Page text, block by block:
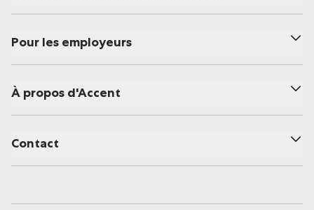
Pour les employeurs
À propos d'Accent
Contact